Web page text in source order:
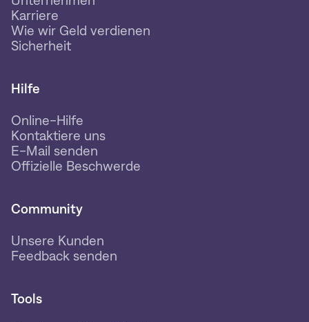
Karriere
Wie wir Geld verdienen
Sicherheit
Hilfe
Online-Hilfe
Kontaktiere uns
E-Mail senden
Offizielle Beschwerde
Community
Unsere Kunden
Feedback senden
Tools